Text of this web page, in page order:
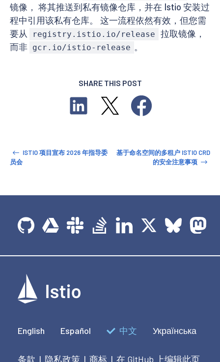
镜像， 将其推送到私有镜像仓库，并在 Istio 安装过
程中引用该私有仓库。 这一流程依然有效，但您需
要从
registry.istio.io/release
拉取镜像，
而非 gcr.io/istio-release 。
SHARE THIS POST
ISTIO 项目宣布 2026 年指导委
员会
基于命名空间的多租户 ISTIO CRD
的安全注意事项
English Español 中文 Українська
条款 | 隐私政策 | 商标 | 在 GitHub 上编辑此页